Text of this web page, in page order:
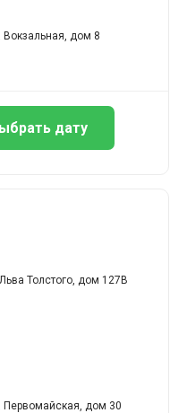
Вокзальная, дом 8
дату
Толстого, дом 127В
Первомайская, дом 30